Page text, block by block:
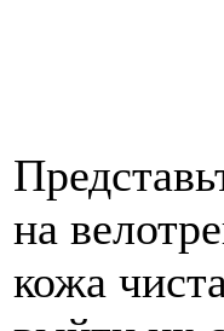
на
кожа